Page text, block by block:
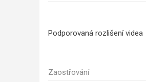
Podporovaná rozlišení videa
Zaostřování